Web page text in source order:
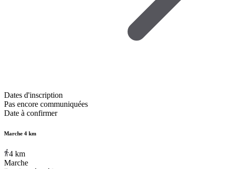
Dates d'inscription
Pas encore communiquées
Date à confirmer
Marche 4 km
4 km
Marche